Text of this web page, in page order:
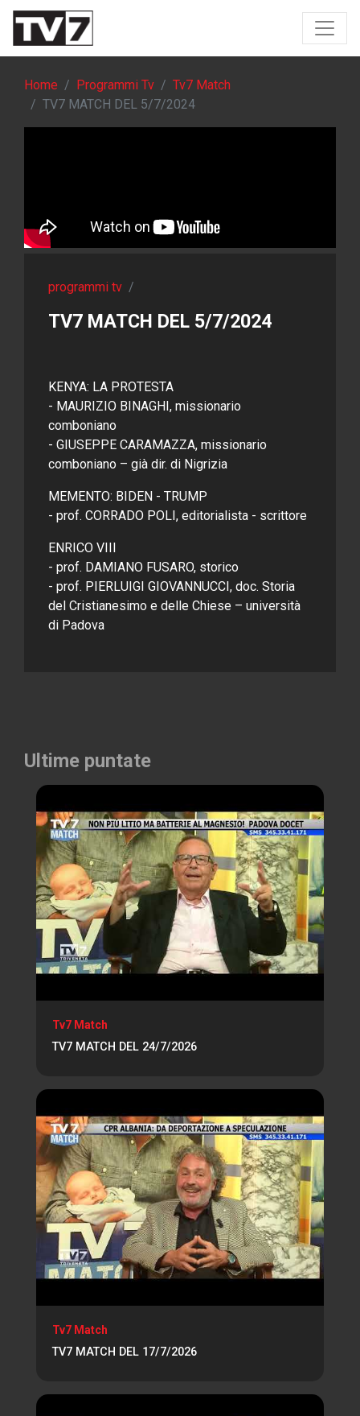
Home Programmi Tv
Tv7 Match
TV7 MATCH DEL 5/7/2024
programmi tv /
TV7 MATCH DEL 5/7/2024
KENYA: LA PROTESTA
- MAURIZIO BINAGHI, missionario
comboniano
- GIUSEPPE CARAMAZZA, missionario
comboniano – già dir. di Nigrizia
MEMENTO: BIDEN - TRUMP
- prof. CORRADO POLI, editorialista - scrittore
ENRICO VIII
- prof. DAMIANO FUSARO, storico
- prof. PIERLUIGI GIOVANNUCCI, doc. Storia
del Cristianesimo e delle Chiese – università
di Padova
Ultime puntate
Tv7 Match
TV7 MATCH DEL 24/7/2026
Tv7 Match
TV7 MATCH DEL 17/7/2026